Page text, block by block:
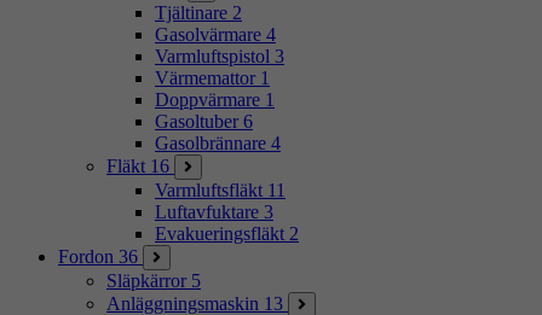
Tjältinare 2
Gasolvärmare 4
Varmluftspistol 3
Värmemattor 1
Doppvärmare 1
Gasoltuber 6
Gasolbrännare 4
Fläkt 16
Varmluftsfläkt 11
Luftavfuktare 3
Evakueringsfläkt 2
Fordon 36
Släpkärror 5
Anläggningsmaskin 13